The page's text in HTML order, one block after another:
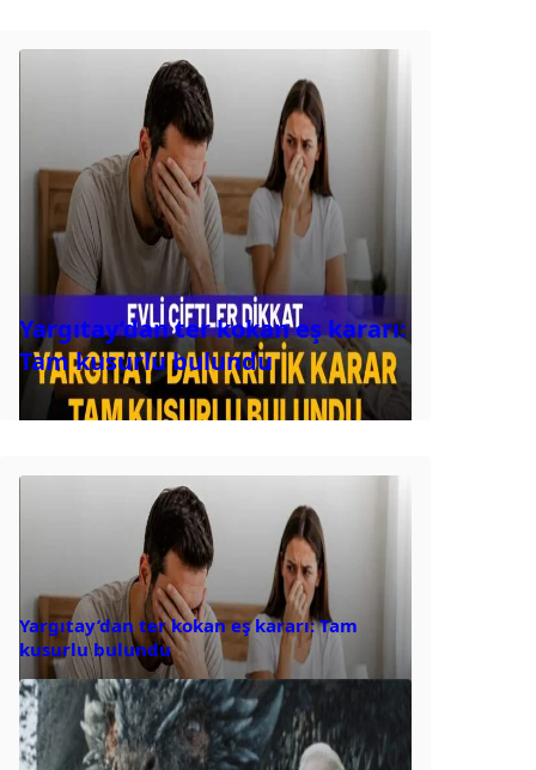
Yargıtay’dan ter kokan eş kararı:
Tam kusurlu bulundu
Yargıtay’dan ter kokan eş kararı: Tam
kusurlu bulundu